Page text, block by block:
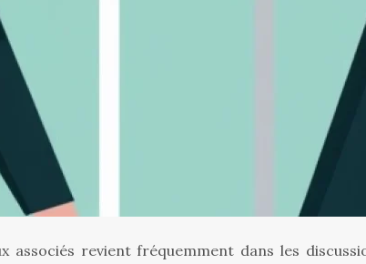
associés revient fréquemment dans les